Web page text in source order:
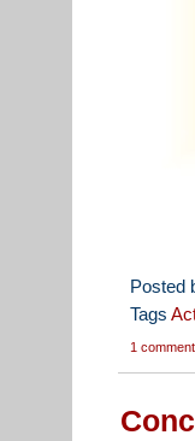
Posted
Tags
1